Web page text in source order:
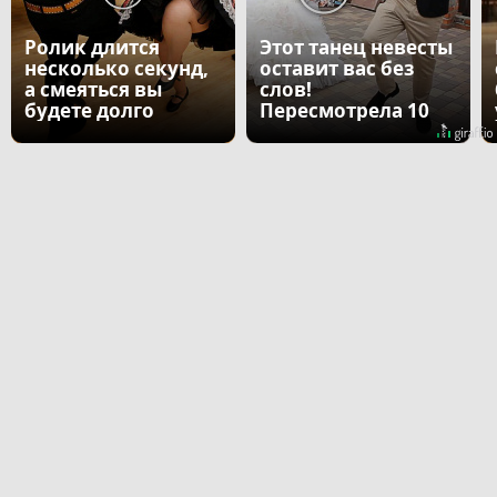
Ролик длится
несколько секунд,
а смеяться вы
будете долго
Этот танец невесты
оставит вас без
слов!
Пересмотрела 10